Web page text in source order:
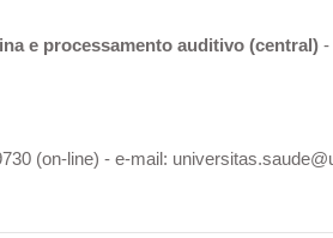
e processamento auditivo (central) -
(on-line) - e-mail: